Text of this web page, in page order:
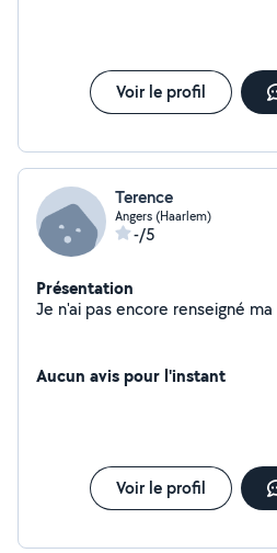
Voir le profil
Terence
Angers (Haarlem)
-/5
Présentation
Aucun avis pour l'instant
Voir le profil